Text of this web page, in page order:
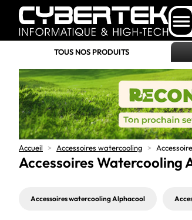
TOUS NOS PRODUITS
Accueil > Accessoires watercooling >
Accessoires Watercooling
Accessoires watercooling Alphacool